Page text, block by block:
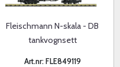
Fleischmann N-skala - DB
tankvognsett
Art.nr: FLE849119